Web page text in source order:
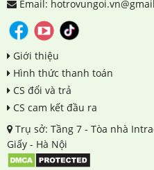
Email:
Giới thiệu
Hình thức thanh toán
CS đổi và trả
CS cam kết đầu ra
Trụ sở: Tầng 7 - Tòa nhà
Giấy - Hà Nội